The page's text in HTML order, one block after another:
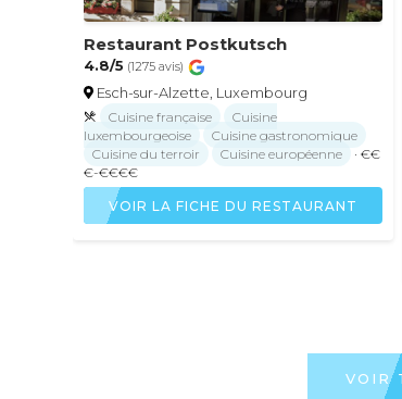
Restaurant Postkutsch
4.8/5 (1275 avis)
Esch-sur-Alzette, Luxembourg
Cuisine française
Cuisine
luxembourgeoise
Cuisine gastronomique
Cuisine du terroir
Cuisine européenne
· €€
€-€€€€
VOIR LA FICHE DU RESTAURANT
VOIR